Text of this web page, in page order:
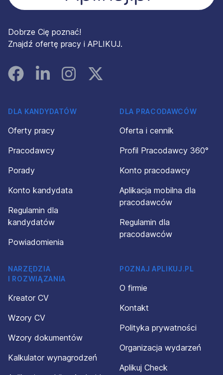
Dobrze Cię poznać!
Znajdź ofertę pracy i APLIKUJ.
FacebookLinked InInstagramInstagram
DLA KANDYDATÓW
Oferty pracy
Pracodawcy
Porady
Konto kandydata
Regulamin dla
kandydatów
Powiadomienia
DLA PRACODAWCÓW
Oferta i cennik
Profil Pracodawcy 360°
Konto pracodawcy
Aplikacja mobilna dla
pracodawców
Regulamin dla
pracodawców
NARZĘDZIA
I ROZWIĄZANIA
Kreator CV
Wzory CV
Wzory dokumentów
Kalkulator wynagrodzeń
POZNAJ APLIKUJ.PL
O firmie
Kontakt
Polityka prywatności
Organizacja wydarzeń
Aplikuj Check